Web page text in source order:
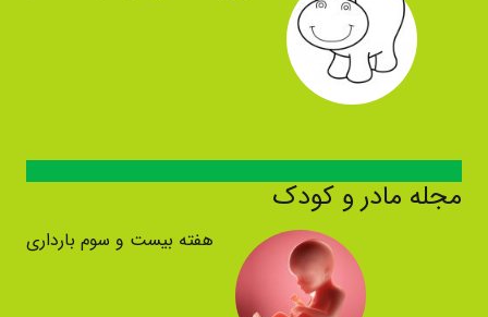
مجله مادر و کودک
هفته بیست و سوم بارداری